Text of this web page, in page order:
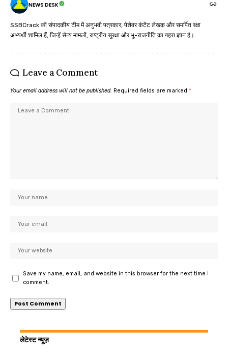
NEWS DESK
SSBCrack की संपादकीय टीम में अनुभवी पत्रकार, पेशेवर कंटेंट लेखक और समर्पित रक्षा
अभ्यर्थी शामिल हैं, जिन्हें सैन्य मामलों, राष्ट्रीय सुरक्षा और भू-राजनीति का गहरा ज्ञान है।
Leave a Comment
Your email address will not be published. Required fields are marked *
Save my name, email, and website in this browser for the next time I
comment.
लेटेस्ट न्यूज़